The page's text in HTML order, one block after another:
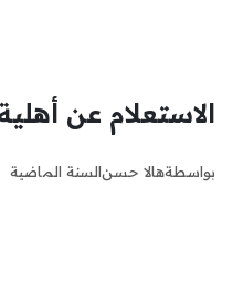
الاستعلام عن أهلية
بواسطةهالا حسنالسنة الماضية